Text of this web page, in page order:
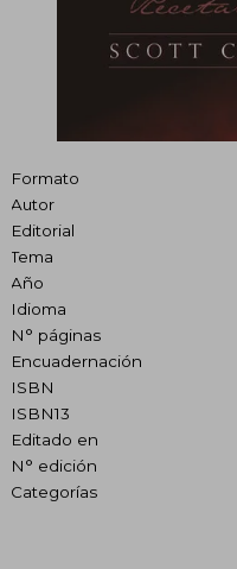
Formato
Autor
Editorial
Tema
Año
Idioma
N° páginas
Encuadernación
ISBN
ISBN13
Editado en
N° edición
Categorías